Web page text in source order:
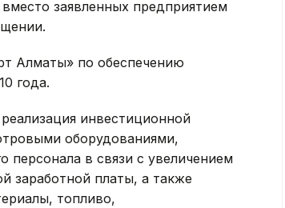
заявленных предприятием
Алматы» по обеспечению
года.
инвестиционной
оборудованиями,
персонала в связи с увеличением
заработной платы, а также
топливо,